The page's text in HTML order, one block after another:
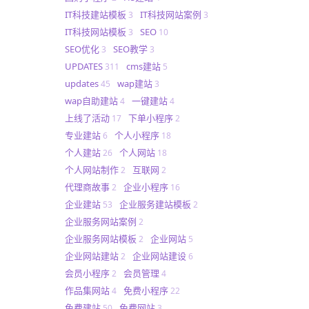
IT科技建站模板 3 IT科技网站案例 3
IT科技网站模板 3 SEO 10
SEO优化 3 SEO教学 3
UPDATES 311 cms建站 5
updates 45 wap建站 3
wap自助建站 4 一键建站 4
上线了活动 17 下单小程序 2
专业建站 6 个人小程序 18
个人建站 26 个人网站 18
个人网站制作 2 互联网 2
代理商故事 2 企业小程序 16
企业建站 53 企业服务建站模板 2
企业服务网站案例 2
企业服务网站模板 2 企业网站 5
企业网站建站 2 企业网站建设 6
会员小程序 2 会员管理 4
作品集网站 4 免费小程序 22